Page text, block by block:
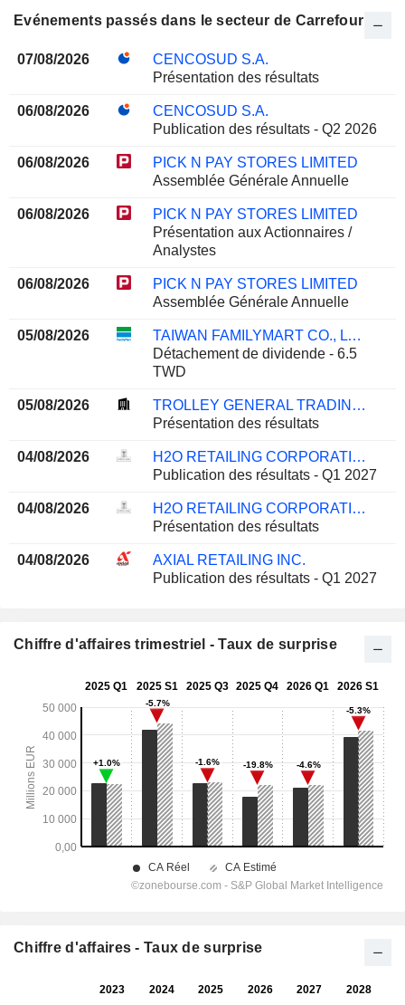
Evénements passés dans le secteur de Carrefour
07/08/2026
CENCOSUD S.A.
Présentation des résultats
06/08/2026
CENCOSUD S.A.
Publication des résultats - Q2 2026
06/08/2026
PICK N PAY STORES LIMITED
Assemblée Générale Annuelle
06/08/2026
PICK N PAY STORES LIMITED
Présentation aux Actionnaires /
Analystes
06/08/2026
PICK N PAY STORES LIMITED
Assemblée Générale Annuelle
05/08/2026
TAIWAN FAMILYMART CO., LTD.
Détachement de dividende - 6.5
TWD
05/08/2026
TROLLEY GENERAL TRADING COMPANY K.S.C.C.
Présentation des résultats
04/08/2026
H2O RETAILING CORPORATION
Publication des résultats - Q1 2027
04/08/2026
H2O RETAILING CORPORATION
Présentation des résultats
04/08/2026
AXIAL RETAILING INC.
Publication des résultats - Q1 2027
Chiffre d'affaires trimestriel - Taux de surprise
Chiffre d'affaires - Taux de surprise